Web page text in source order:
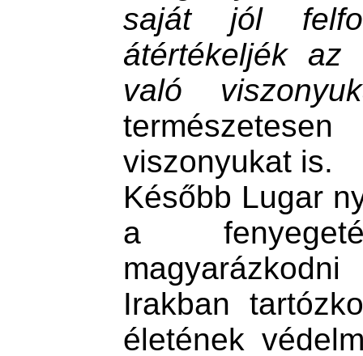
saját jól
átértékeljék az
való
viszonyukat is.
Később Lugar
a
Irakban
életének